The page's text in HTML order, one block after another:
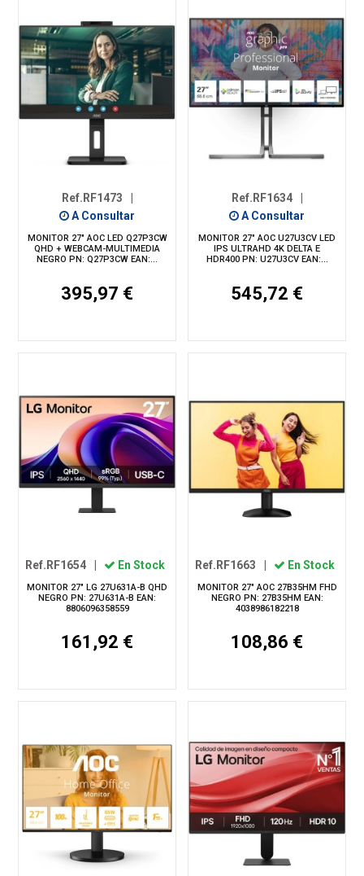
Ref.RF1473
A Consultar
MONITOR 27" AOC LED Q27P3CW
QHD + WEBCAM-MULTIMEDIA
NEGRO PN: Q27P3CW EAN:...
395,97 €
Ref.RF1634
A Consultar
MONITOR 27" AOC U27U3CV LED
IPS ULTRAHD 4K DELTA E
HDR400 PN: U27U3CV EAN:...
545,72 €
Ref.RF1654 En Stock
MONITOR 27" LG 27U631A-B QHD
NEGRO PN: 27U631A-B EAN:
8806096358559
161,92 €
Ref.RF1663 En Stock
MONITOR 27" AOC 27B35HM FHD
NEGRO PN: 27B35HM EAN:
4038986182218
108,86 €